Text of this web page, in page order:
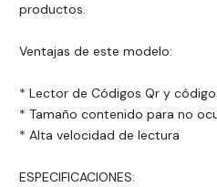
productos.
Ventajas de este modelo:
* Lector de Códigos Qr y
* Tamaño contenido para no
* Alta velocidad de lectura
ESPECIFICACIONES: